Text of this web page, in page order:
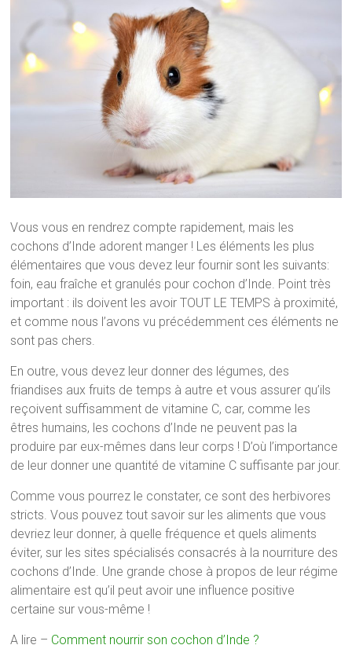
Vous vous en rendrez compte rapidement, mais les
cochons d’Inde adorent manger ! Les éléments les plus
élémentaires que vous devez leur fournir sont les suivants:
foin, eau fraîche et granulés pour cochon d’Inde. Point très
important : ils doivent les avoir TOUT LE TEMPS à proximité,
et comme nous l’avons vu précédemment ces éléments ne
sont pas chers.
En outre, vous devez leur donner des légumes, des
friandises aux fruits de temps à autre et vous assurer qu’ils
reçoivent suffisamment de vitamine C, car, comme les
êtres humains, les cochons d’Inde ne peuvent pas la
produire par eux-mêmes dans leur corps ! D’où l’importance
de leur donner une quantité de vitamine C suffisante par jour.
Comme vous pourrez le constater, ce sont des herbivores
stricts. Vous pouvez tout savoir sur les aliments que vous
devriez leur donner, à quelle fréquence et quels aliments
éviter, sur les sites spécialisés consacrés à la nourriture des
cochons d’Inde. Une grande chose à propos de leur régime
alimentaire est qu’il peut avoir une influence positive
certaine sur vous-même !
A lire – Comment nourrir son cochon d’Inde ?